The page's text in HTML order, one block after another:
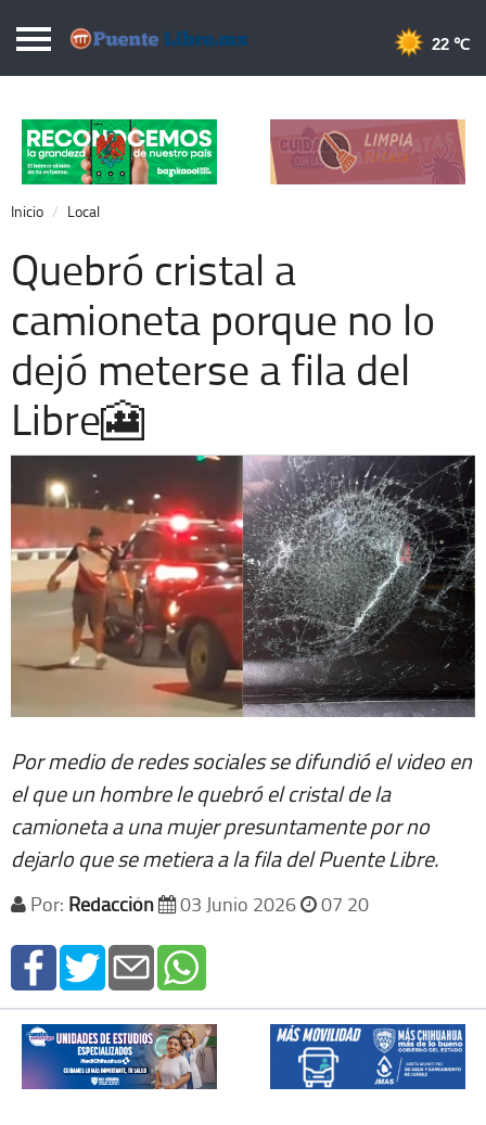
Puentelibre.mx
Local
Nacional
Opinión
Cronos
Economía
Espectáculos
Deportes
Extra +
22 ℃
Inicio Local
Quebró cristal a
camioneta porque no lo
dejó meterse a fila del
Libre🎦
Por medio de redes sociales se difundió el video en
el que un hombre le quebró el cristal de la
camioneta a una mujer presuntamente por no
dejarlo que se metiera a la fila del Puente Libre.
Por: Redacción 03 Junio 2026 07 20